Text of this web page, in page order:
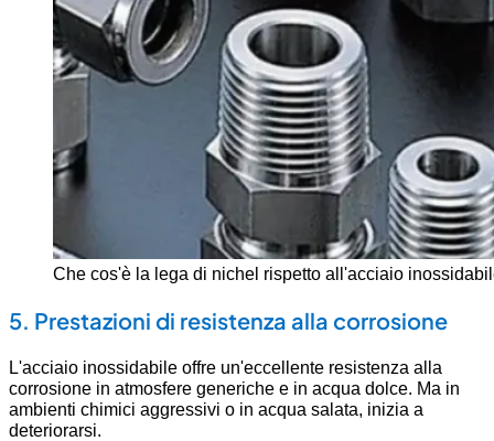
Che cos'è la lega di nichel rispetto all'acciaio
5. Prestazioni di resistenza alla corrosione
L'acciaio inossidabile offre un'eccellente resistenza alla
corrosione in atmosfere generiche e in acqua dolce. Ma in
ambienti chimici aggressivi o in acqua salata, inizia a
deteriorarsi.